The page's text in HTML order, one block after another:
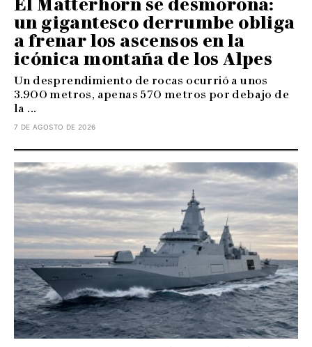
El Matterhorn se desmorona:
un gigantesco derrumbe obliga
a frenar los ascensos en la
icónica montaña de los Alpes
Un desprendimiento de rocas ocurrió a unos
3.900 metros, apenas 570 metros por debajo de
la ...
7 DE AGOSTO DE 2026